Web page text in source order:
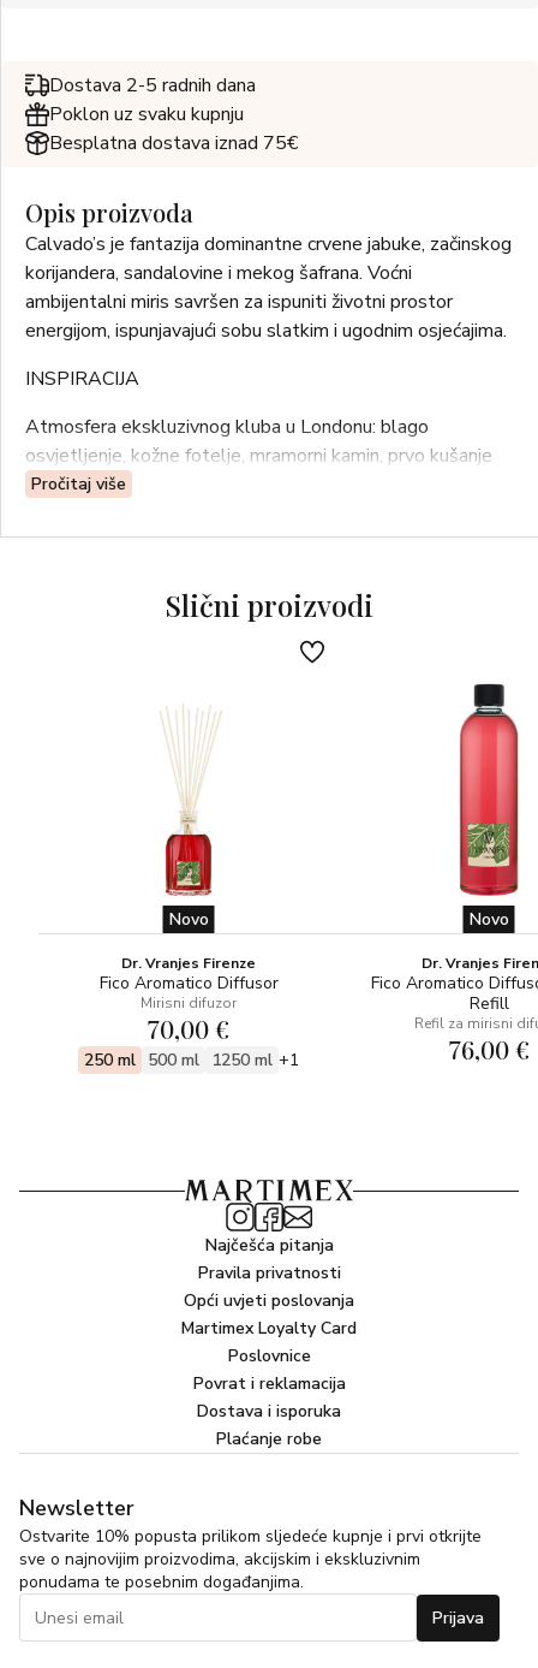
Dostava 2-5 radnih dana
Poklon uz svaku kupnju
Besplatna dostava iznad 75€
Opis proizvoda
Calvado’s je fantazija dominantne crvene jabuke, začinskog
korijandera, sandalovine i mekog šafrana. Voćni
ambijentalni miris savršen za ispuniti životni prostor
energijom, ispunjavajući sobu slatkim i ugodnim osjećajima.
INSPIRACIJA
Atmosfera ekskluzivnog kluba u Londonu: blago
osvjetljenje, kožne fotelje, mramorni kamin, prvo kušanje
Calvada i fascinantan ceremonijalni proces oko njega u
privlačne mirisne emocije. Nakon trogodišnje faze
-Galbanum, sandalovina
Pročitaj više
Slični proizvodi
Novo
Dr. Vranjes Firenze
Fico Aromatico Diffusor
Mirisni difuzor
70,00 €
250 ml 500 ml 1250 ml +1
Novo
Dr. Vranjes
Fico Aromatico
Refill
Refil za mirisni
76,00 €
Najčešća pitanja
Pravila privatnosti
Opći uvjeti poslovanja
Martimex Loyalty Card
Poslovnice
Povrat i reklamacija
Dostava i isporuka
Plaćanje robe
Newsletter
Ostvarite 10% popusta prilikom sljedeće kupnje i prvi otkrijte
sve o najnovijim proizvodima, akcijskim i ekskluzivnim
ponudama te posebnim događanjima.
Prijava